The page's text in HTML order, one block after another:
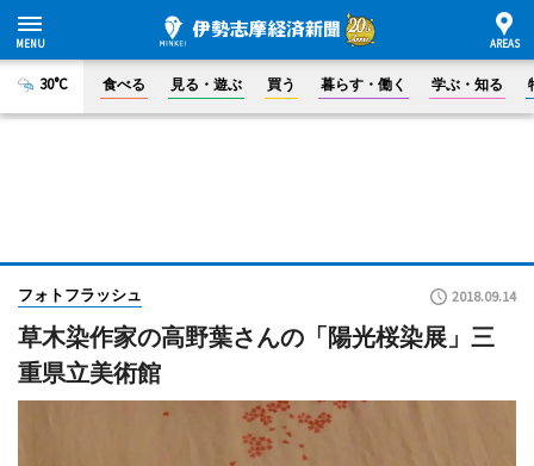
30°C 食べる 見る・遊ぶ 買う 暮らす・働く 学ぶ・知る
フォトフラッシュ 2018.09.14
草木染作家の高野葉さんの「陽光桜染展」三
重県立美術館